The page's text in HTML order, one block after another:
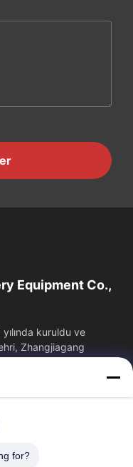
Equipment Co.,
kuruldu ve
Zhangjiagang
Kontrol
for?